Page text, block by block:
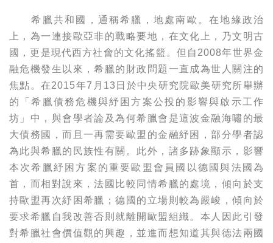
希臘共和國，通稱希臘，地處南歐。在地緣政治
上，為一連接歐亞非的戰略要地，在文化上，乃文明古
國，更是現代西方社會的文化搖籃。但自2008年世界金
融危機發生以來，希臘的財政問題一直成為世人關注的
焦點。在2015年7月13日於中央研究院歐美研究所舉辦
的「希臘債務危機與紓困方案公投的影響與啟示工作
坊」中，與會學者論及為何希臘會是這波金融海嘯的最
大債務國，而且一再需要歐盟的金融紓困，部分學者認
為此與希臘的民族性有關。此外，諸多跡象顯示，影響
本次希臘紓困方案的重要歐盟會員國以德國與法國為
首，而相對說來，法國比較同情希臘的處境，傾向於支
持歐盟再次紓困希臘；德國的立場則較為嚴峻，傾向於
要求希臘自我改善否則就離開歐盟組織。本人因此引發
對希臘社會價值觀的興趣，並進而想知道其與德法兩國